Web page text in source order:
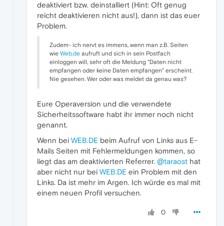
deaktiviert bzw. deinstalliert (Hint: Oft genug
reicht deaktivieren nicht aus!), dann ist das euer
Problem.
Zudem- ich nervt es immens, wenn man z.B. Seiten
wie Web.de aufruft und sich in sein Postfach
einloggen will, sehr oft die Meldung "Daten nicht
empfangen oder keine Daten empfangen" erscheint.
Nie gesehen. Wer oder was meldet da genau was?
Eure Operaversion und die verwendete
Sicherheitssoftware habt ihr immer noch nicht
genannt.
Wenn bei WEB.DE beim Aufruf von Links aus E-
Mails Seiten mit Fehlermeldungen kommen, so
liegt das am deaktivierten Referrer. @taraost hat
aber nicht nur bei WEB.DE ein Problem mit den
Links. Da ist mehr im Argen. Ich würde es mal mit
einem neuen Profil versuchen.
0